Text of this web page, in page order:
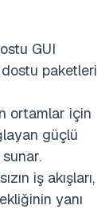
GUI
paketleri
ortamlar için
güçlü
iş akışları,
yanı